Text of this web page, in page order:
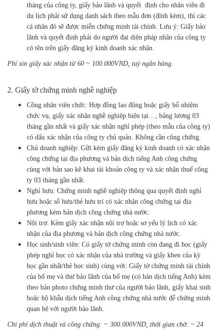
tháng của công ty, giấy bảo lãnh và quyết định cho nhân viên đi
du lịch phải sử dụng danh sách theo mẫu đơn (đính kèm), thì các
cá nhân đó sẽ được miễn chứng minh tài chính. Lưu ý: Giấy bảo
lãnh và quyết định phải do người đại diện pháp nhân của công ty
có tên trên giấy đăng ký kinh doanh xác nhận.
Phí xin giấy xác nhận từ 60 ~ 100.000VND, tuỳ ngân hàng.
2. Giấy tờ chứng minh nghề nghiệp
Công nhân viên chức: Hợp đồng lao động hoặc giấy bổ nhiệm
chức vụ, giấy xác nhận nghề nghiệp hiện tại…, bảng lương 03
tháng gần nhất và giấy xác nhận nghỉ phép (theo mẫu của công ty)
có dấu xác nhận của công ty chủ quản. Không cần công chứng.
Chủ doanh nghiệp: Gửi kèm giấy đăng ký kinh doanh có xác nhận
công chứng tại địa phương và bản dịch tiếng Anh công chứng
cùng với bản sao kê khai tài khoản công ty và xác nhận thuế công
ty 03 tháng gần nhất.
Nghỉ hưu: Chứng minh nghề nghiệp thông qua quyết định nghỉ
hưu hoặc sổ hưu/thẻ hưu trí có xác nhận công chứng tại địa
phương kèm bản dịch công chứng nhà nước.
Nội trợ: Kèm giấy xác nhận nội trợ hoặc sơ yếu lý lịch có xác
nhận của địa phương và bản dịch công chứng nhà nước.
Học sinh/sinh viên: Có giấy tờ chứng minh còn đang đi học (giấy
phép nghỉ học có xác nhận của nhà trường và giấy khen của kỳ
học gần nhất/thẻ học sinh) cùng với: Giấy tờ chứng minh tài chính
của bố mẹ và thư bảo lãnh của bố mẹ (có bản dịch tiếng Anh) kèm
theo bản photo chứng minh thư của người bảo lãnh, giấy khai sinh
hoặc hộ khẩu dịch tiếng Anh công chứng nhà nước để chứng minh
quan hệ với người bảo lãnh.
Chi phí dịch thuật và công chứng: ~ 300.000VND, thời gian chờ: ~ 24